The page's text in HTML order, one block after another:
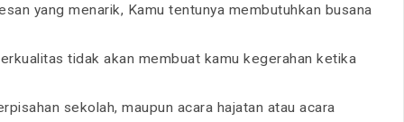
yang menarik, Kamu tentunya membutuhkan busana
tidak akan membuat kamu kegerahan ketika
sekolah, maupun acara hajatan atau acara